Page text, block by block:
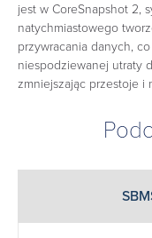
jest w CoreSnapshot 2,
natychmiastowego
przywracania danych,
niespodziewanej utraty
zmniejszając przestoje i